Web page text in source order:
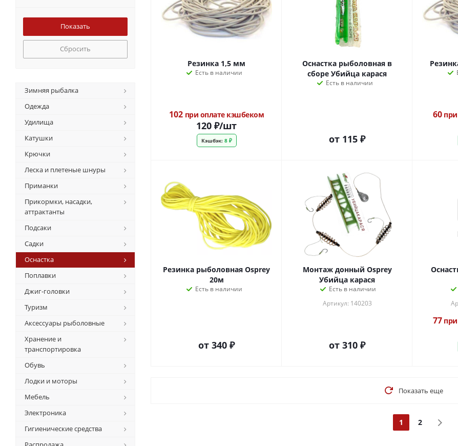
Резинка 1,5 мм
Есть в наличии
102 при оплате кэшбеком
120 ₽/шт
Кэшбэк:8 ₽
Оснастка рыболовная в
сборе Убийца карася
Есть в наличии
от 115 ₽
60при
Резинка рыболовная Osprey
20м
Есть в наличии
от 340 ₽
Монтаж донный Osprey
Убийца карася
Есть в наличии
Артикул: 140203
от 310 ₽
77при
Показать еще
1 2
Сбросить
Зимняя рыбалка
Одежда
Удилища
Катушки
Крючки
Леска и плетеные шнуры
Приманки
Прикормки, насадки,
аттрактанты
Подсаки
Садки
Оснастка
Поплавки
Джиг-головки
Туризм
Аксессуары рыболовные
Хранение и
транспортировка
Обувь
Лодки и моторы
Мебель
Электроника
Гигиенические средства